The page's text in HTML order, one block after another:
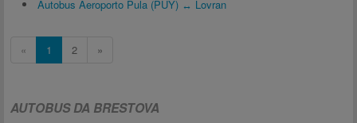
Autobus Aeroporto Pula (PUY) ↔ Lovran
« 1 2 »
AUTOBUS DA BRESTOVA